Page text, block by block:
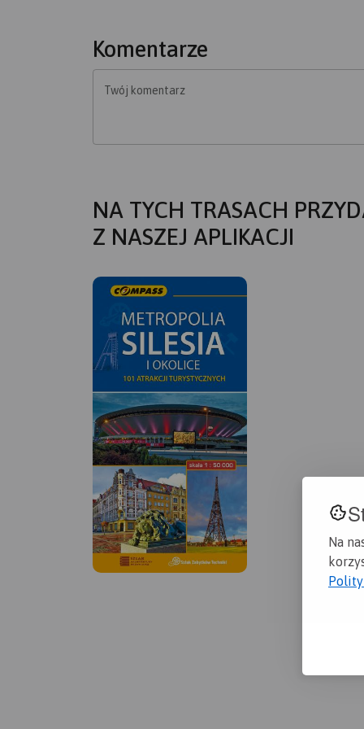
Na
Komentarze
Twój komentarz
NA TYCH TRASACH
Z NASZEJ APLIKACJI